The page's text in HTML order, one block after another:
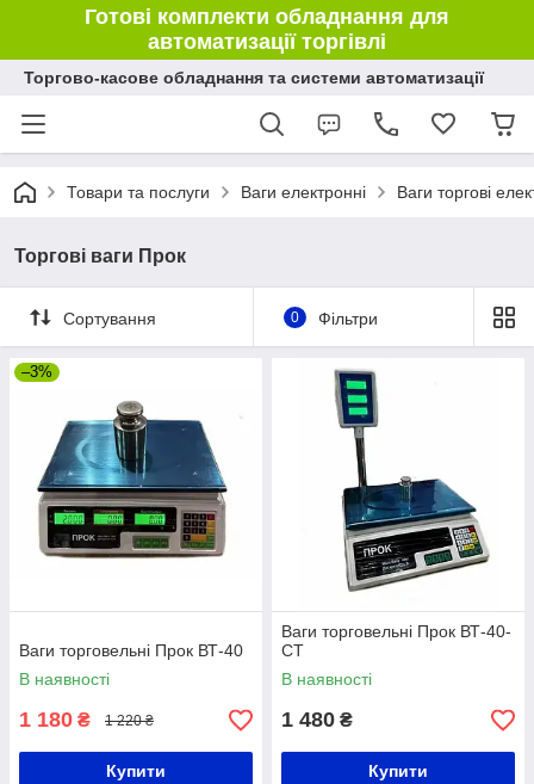
Готові комплекти обладнання для
автоматизації торгівлі
Торгово-касове обладнання та системи автоматизації
Товари та послуги Ваги електронні Ваги торгові
Торгові ваги Прок
Сортування 0 Фільтри
–3%
Ваги торговельні Прок ВТ-40
В наявності
1 180 ₴ 1 220 ₴
Купити
Ваги торговельні Прок ВТ-40-
СТ
В наявності
1 480 ₴
Купити